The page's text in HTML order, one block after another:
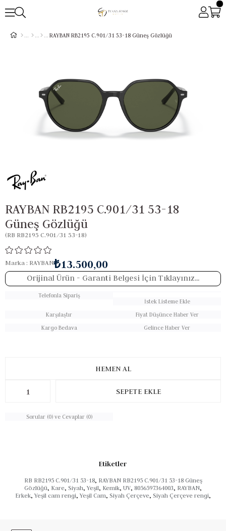
RAYBAN RB2195 C.901/31 53-18 Güneş Gözlüğü
RAYBAN RB2195 C.901/31 53-18
Güneş Gözlüğü
(RB RB2195 C.901/31 53-18)
Marka : RAYBAN₺13.500,00
Orijinal Ürün - Garanti Belgesi İçin Tıklayınız...
Telefonla Sipariş
İstek Listeme Ekle
Karşılaştır
Fiyat Düşünce Haber Ver
Kargo Bedava
Gelince Haber Ver
Sorular (0) ve Cevaplar (0)
Etiketler
RB RB2195 C.901/31 53-18, RAYBAN RB2195 C.901/31 53-18 Güneş
Gözlüğü, Kare, Siyah, Yeşil, Kemik, UV, 8056597364003, RAYBAN,
Erkek, Yeşil cam rengi, Yeşil Cam, Siyah Çerçeve, Siyah Çerçeve rengi,